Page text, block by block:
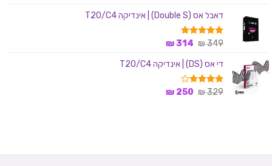
היה:
349 ₪.
הוא:
דאבל אס (Double S) | אינדיקה T20/C4
דורג5.00 349
₪ המחיר
היה:
349 ₪.
314
₪המחיר
הוא:
די אס (DS) | אינדיקה T20/C4
דורג4.00 329
₪ המחיר
250
₪המחיר